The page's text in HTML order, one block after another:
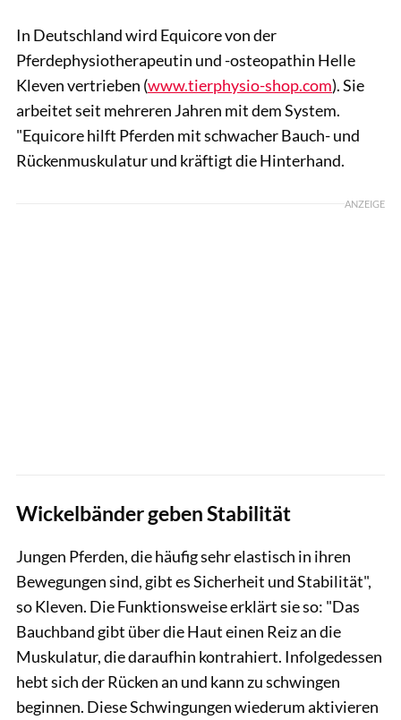
In Deutschland wird Equicore von der
Pferdephysiotherapeutin und -osteopathin Helle
Kleven vertrieben (www.tierphysio-shop.com). Sie
arbeitet seit mehreren Jahren mit dem System.
"Equicore hilft Pferden mit schwacher Bauch- und
Rückenmuskulatur und kräftigt die Hinterhand.
ANZEIGE
Wickelbänder geben Stabilität
Jungen Pferden, die häufig sehr elastisch in ihren
Bewegungen sind, gibt es Sicherheit und Stabilität",
so Kleven. Die Funktionsweise erklärt sie so: "Das
Bauchband gibt über die Haut einen Reiz an die
Muskulatur, die daraufhin kontrahiert. Infolgedessen
hebt sich der Rücken an und kann zu schwingen
beginnen. Diese Schwingungen wiederum aktivieren